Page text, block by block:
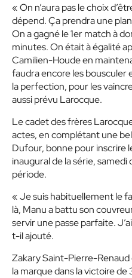
« On n’aura pas le choix
dépend. Ça prendra une
On a gagné le 1er match à
minutes. On était à égalité
Camilien-Houde en
faudra encore les bousculer
la perfection, pour les
aussi prévu Larocque.
Le cadet des frères
actes, en complétant une
Dufour, bonne pour inscrire
inaugural de la série, samedi
période.
« Je suis habituellement le
là, Manu a battu son
servir une passe parfaite.
t-il ajouté.
Zakary Saint-Pierre-
la marque dans la victoire